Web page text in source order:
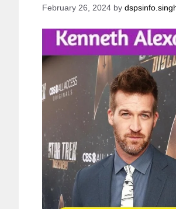
February 26, 2024 by